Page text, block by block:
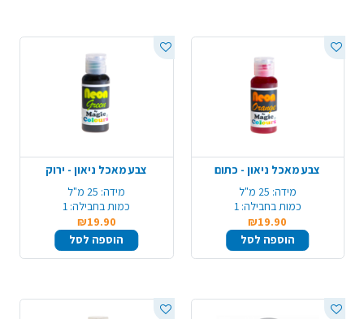
צבע מאכל ניאון - כתום
מידה: 25 מ"ל
כמות בחבילה: 1
₪19.90
הוספה לסל
צבע מאכל ניאון - ירוק
מידה: 25 מ"ל
כמות בחבילה: 1
₪19.90
הוספה לסל